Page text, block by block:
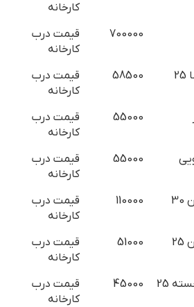
کارخانه
700000
قیمت درب
کارخانه
گچ سوپر میکرونیزه درسا 25
58500
قیمت درب
کارخانه
55000
قیمت درب
کارخانه
55000
قیمت درب
کارخانه
گچ سفیدکاری سوپرمتین 30
110000
قیمت درب
کارخانه
گچ سفیدکاری سوپرمتین 25
51000
قیمت درب
کارخانه
گچ سفیدکاری سوپر خجسته 25
45000
قیمت درب
کارخانه